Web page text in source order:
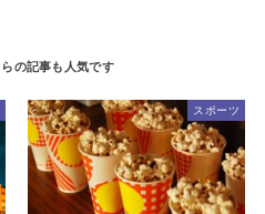
スポーツ